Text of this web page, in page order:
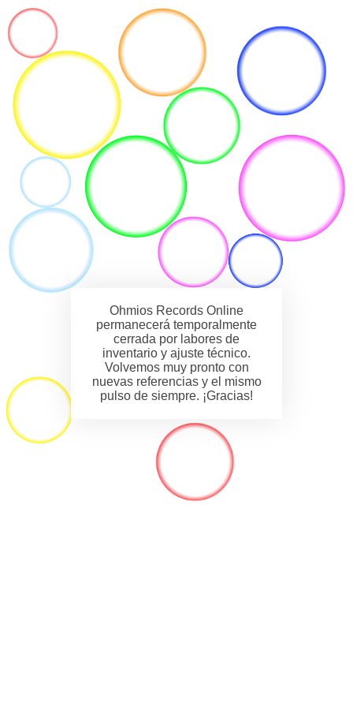
Ohmios Records Online
permanecerá temporalmente
cerrada por labores de
inventario y ajuste técnico.
Volvemos muy pronto con
nuevas referencias y el mismo
pulso de siempre. ¡Gracias!